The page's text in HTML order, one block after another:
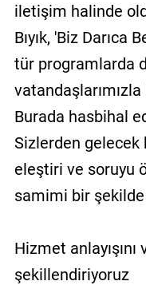
iletişim halinde
Bıyık, 'Biz Darıca
tür programlarda
Burada hasbihal
Sizlerden gelecek
eleştiri ve soruyu
samimi bir
Hizmet anlayışını
şekillendiriyoruz